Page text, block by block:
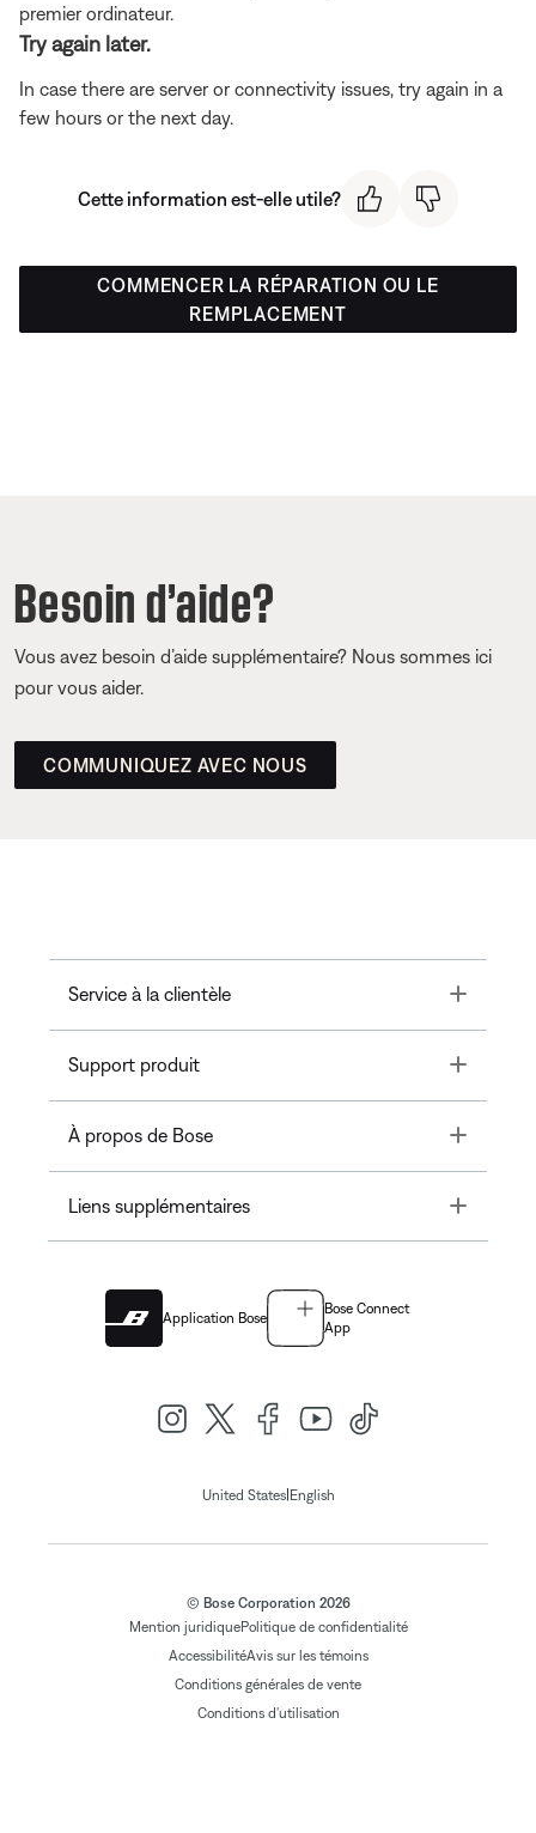
premier ordinateur.
Try again later.
In case there are server or connectivity issues, try again in a
few hours or the next day.
Cette information est-elle utile?
COMMENCER LA RÉPARATION OU LE
REMPLACEMENT
Besoin d’aide?
Vous avez besoin d’aide supplémentaire? Nous sommes ici
pour vous aider.
COMMUNIQUEZ AVEC NOUS
Service à la clientèle Toggle
Support produit Toggle
À propos de Bose Toggle
Liens supplémentaires Toggle
Application Bose
Bose Connect
App
United States|English
© Bose Corporation 2026
Mention juridiquePolitique de confidentialité
AccessibilitéAvis sur les témoins
Conditions générales de vente
Conditions d'utilisation